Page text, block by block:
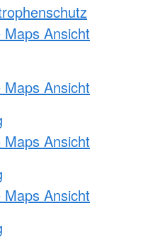
Ansicht
Ansicht
Ansicht
Ansicht